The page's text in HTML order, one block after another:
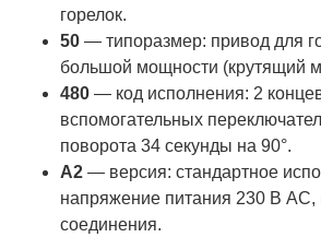
горелок.
50 — типоразмер: привод для
большой мощности (крутящий
480 — код исполнения: 2
вспомогательных
поворота 34 секунды на 90°.
A2 — версия: стандартное
напряжение питания 230 В
соединения.